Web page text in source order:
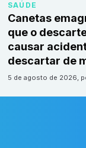
SAÚDE
Canetas
que o
causar
descartar de
5 de agosto de 2026,